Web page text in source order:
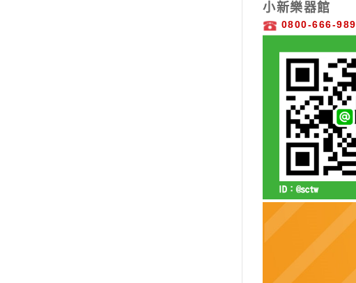
小新樂器館
0800-666-989